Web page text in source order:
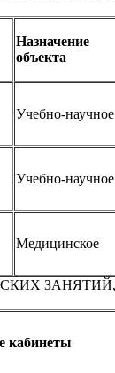
Назначение
объекта
Учебно-научное
Учебно-научное
Медицинское
кабинеты